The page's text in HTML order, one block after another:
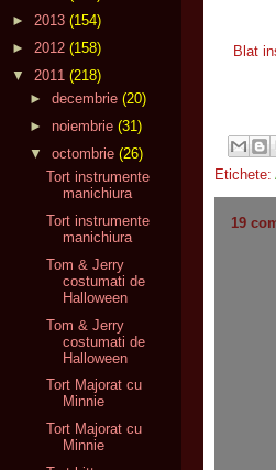
Blat
Etichete:
19
► 2013 (154)
► 2012 (158)
▼
2011 (218)
► decembrie (20)
► noiembrie (31)
▼
octombrie (26)
Tort instrumente
manichiura
Tort instrumente
manichiura
Tom & Jerry
costumati de
Halloween
Tom & Jerry
costumati de
Halloween
Tort Majorat cu
Minnie
Tort Majorat cu
Minnie